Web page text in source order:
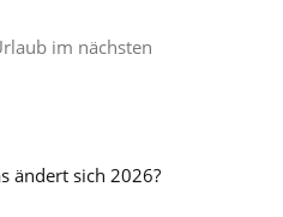
im nächsten